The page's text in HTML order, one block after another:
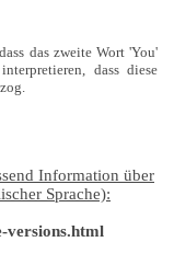
das zweite Wort 'You'
dass diese
Information über
Sprache):
versions.html